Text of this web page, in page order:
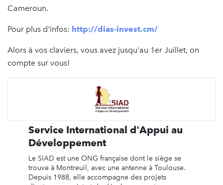
Cameroun.
Pour plus d'infos: http://dias-invest.cm/
Alors à vos claviers, vous avez jusqu'au 1er Juillet, on
compte sur vous!
Service International d'Appui au
Développement
Le SIAD est une ONG française dont le siège se
trouve à Montreuil, avec une antenne à Toulouse.
Depuis 1988, elle accompagne des projets